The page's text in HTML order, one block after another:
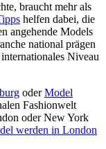
braucht mehr als
helfen dabei, die
angehende Models
national prägen
Niveau
oderModel
Fashionwelt
oder New York
werden in London